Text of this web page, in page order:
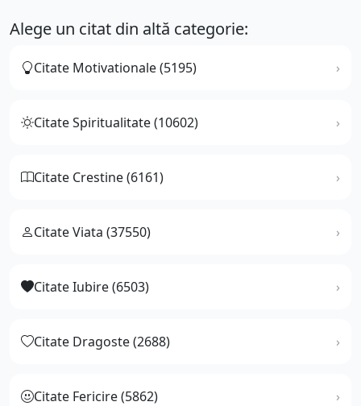
Alege un citat din altă categorie:
Citate Motivationale (5195)
Citate Spiritualitate (10602)
Citate Crestine (6161)
Citate Viata (37550)
Citate Iubire (6503)
Citate Dragoste (2688)
Citate Fericire (5862)